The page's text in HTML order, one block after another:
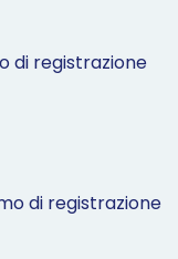
di registrazione
di registrazione